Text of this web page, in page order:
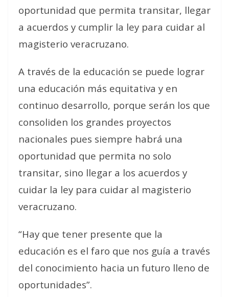
oportunidad que permita transitar, llegar
a acuerdos y cumplir la ley para cuidar al
magisterio veracruzano.
A través de la educación se puede lograr
una educación más equitativa y en
continuo desarrollo, porque serán los que
consoliden los grandes proyectos
nacionales pues siempre habrá una
oportunidad que permita no solo
transitar, sino llegar a los acuerdos y
cuidar la ley para cuidar al magisterio
veracruzano.
“Hay que tener presente que la
educación es el faro que nos guía a través
del conocimiento hacia un futuro lleno de
oportunidades”.